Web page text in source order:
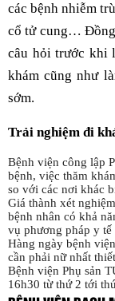
các bệnh nhiễm
cổ tử cung… Đồng
câu hỏi trước khi
khám cũng như
sớm.
Trải nghiệm đi
Bệnh viện công lập
bệnh, việc thăm
so với các nơi khác
Giá thành xét
bệnh nhân có khả
vụ phương pháp y
Hàng ngày bệnh
cần phải nữ nhất
Bệnh viện Phụ sản
16h30 từ thứ 2 tới